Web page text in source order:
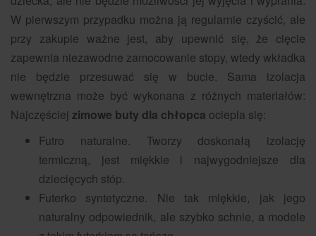
W pierwszym przypadku można ją regularnie czyścić, ale
przy zakupie ważne jest, aby upewnić się, że cięcie
zapewnia niezawodne zamocowanie stopy, wtedy wkładka
nie będzie przesuwać się w bucie. Sama izolacja
wewnętrzna może być wykonana z różnych materiałów:
Najczęściej zimowe buty dla chłopca ociepla się:
Futro naturalne. Tworzy doskonałą izolację
termiczną, jest miękkie i najwygodniejsze dla
dziecięcych stóp.
Futerko syntetyczne. Nie tak miękkie, jak jego
naturalny odpowiednik, ale szybko schnie, a modele